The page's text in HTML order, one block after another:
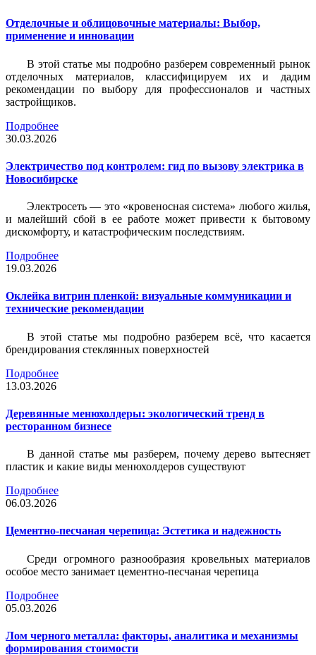
Отделочные и облицовочные материалы: Выбор,
применение и инновации
В этой статье мы подробно разберем современный рынок
отделочных материалов, классифицируем их и дадим
рекомендации по выбору для профессионалов и частных
застройщиков.
Подробнее
30.03.2026
Электричество под контролем: гид по вызову электрика в
Новосибирске
Электросеть — это «кровеносная система» любого жилья,
и малейший сбой в ее работе может привести к бытовому
дискомфорту, и катастрофическим последствиям.
Подробнее
19.03.2026
Оклейка витрин пленкой: визуальные коммуникации и
технические рекомендации
В этой статье мы подробно разберем всё, что касается
брендирования стеклянных поверхностей
Подробнее
13.03.2026
Деревянные менюхолдеры: экологический тренд в
ресторанном бизнесе
В данной статье мы разберем, почему дерево вытесняет
пластик и какие виды менюхолдеров существуют
Подробнее
06.03.2026
Цементно-песчаная черепица: Эстетика и надежность
Среди огромного разнообразия кровельных материалов
особое место занимает цементно-песчаная черепица
Подробнее
05.03.2026
Лом черного металла: факторы, аналитика и механизмы
формирования стоимости